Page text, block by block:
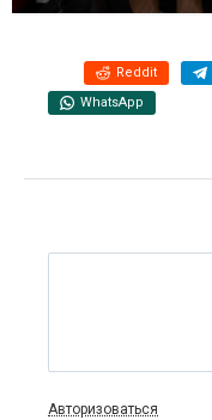
Reddit
WhatsApp
Авторизоваться